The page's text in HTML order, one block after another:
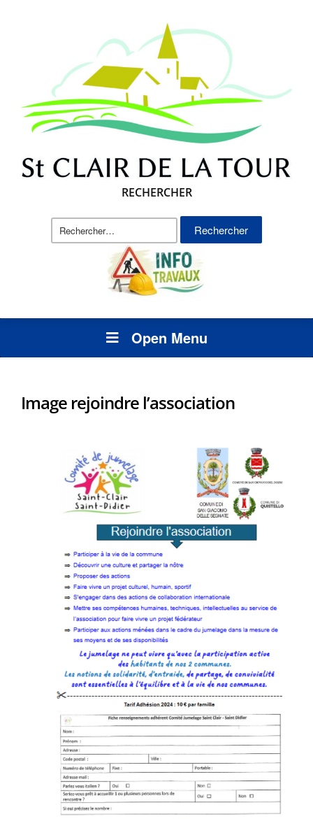
RECHERCHER
Rechercher :
Open Menu
Image rejoindre l’association